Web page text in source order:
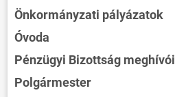
Önkormányzati pályázatok
Óvoda
Pénzügyi Bizottság meghívói
Polgármester